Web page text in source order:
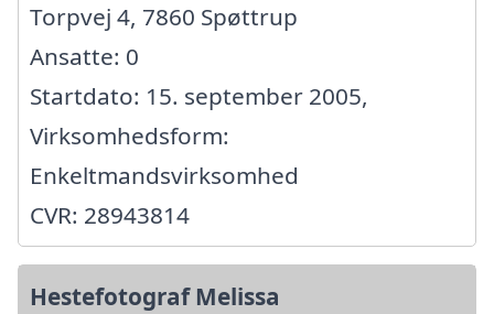
Torpvej 4, 7860 Spøttrup
Ansatte: 0
Startdato: 15. september 2005,
Virksomhedsform:
Enkeltmandsvirksomhed
CVR: 28943814
Hestefotograf Melissa